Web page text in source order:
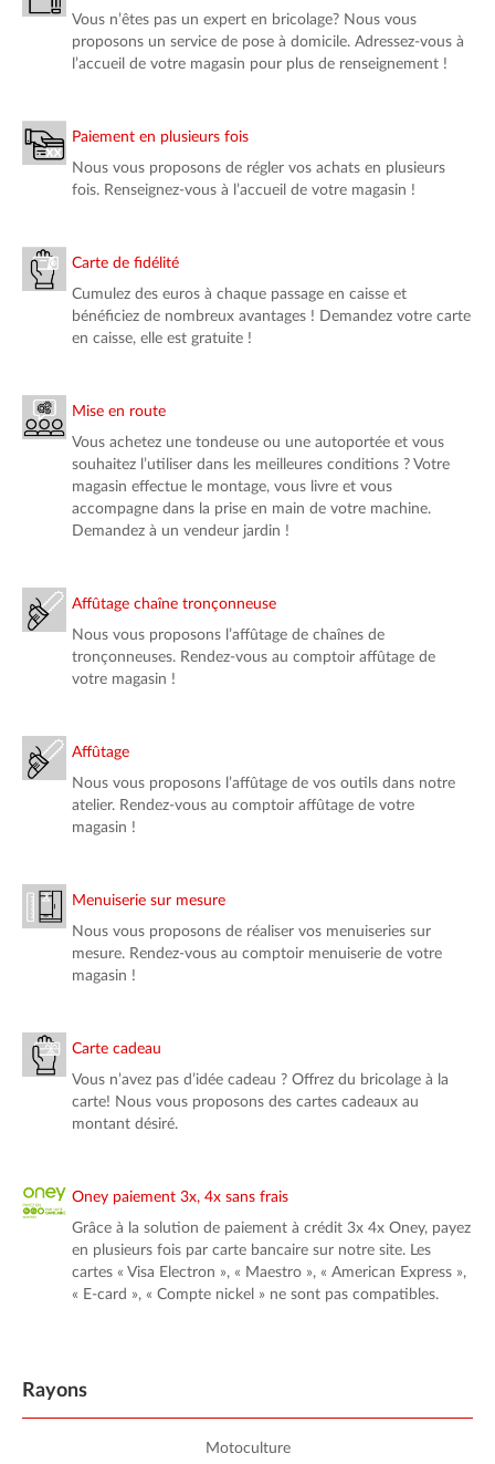
Vous n’êtes pas un expert en bricolage? Nous vous
proposons un service de pose à domicile. Adressez-vous à
l’accueil de votre magasin pour plus de renseignement !
Paiement en plusieurs fois
Nous vous proposons de régler vos achats en plusieurs
fois. Renseignez-vous à l’accueil de votre magasin !
Carte de fidélité
Cumulez des euros à chaque passage en caisse et
bénéficiez de nombreux avantages ! Demandez votre carte
en caisse, elle est gratuite !
Mise en route
Vous achetez une tondeuse ou une autoportée et vous
souhaitez l’utiliser dans les meilleures conditions ? Votre
magasin effectue le montage, vous livre et vous
accompagne dans la prise en main de votre machine.
Demandez à un vendeur jardin !
Affûtage chaîne tronçonneuse
Nous vous proposons l’affûtage de chaînes de
tronçonneuses. Rendez-vous au comptoir affûtage de
votre magasin !
Affûtage
Nous vous proposons l’affûtage de vos outils dans notre
atelier. Rendez-vous au comptoir affûtage de votre
magasin !
Menuiserie sur mesure
Nous vous proposons de réaliser vos menuiseries sur
mesure. Rendez-vous au comptoir menuiserie de votre
magasin !
Carte cadeau
Vous n’avez pas d’idée cadeau ? Offrez du bricolage à la
carte! Nous vous proposons des cartes cadeaux au
montant désiré.
Oney paiement 3x, 4x sans frais
Grâce à la solution de paiement à crédit 3x 4x Oney, payez
en plusieurs fois par carte bancaire sur notre site. Les
cartes « Visa Electron », « Maestro », « American Express »,
« E-card », « Compte nickel » ne sont pas compatibles.
Rayons
Motoculture